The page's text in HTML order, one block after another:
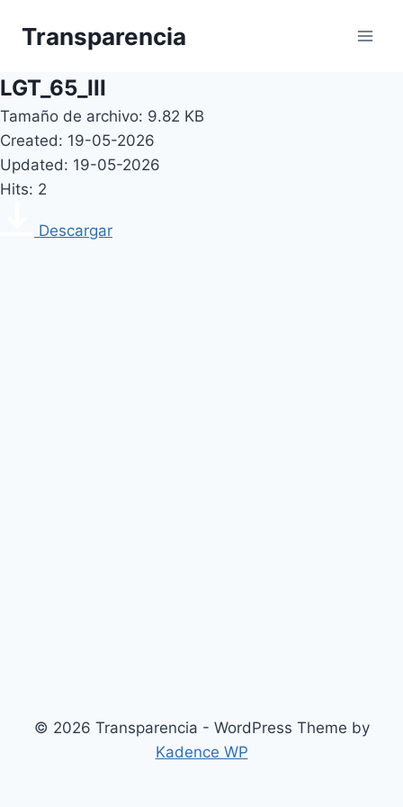
Transparencia
LGT_65_III
Tamaño de archivo: 9.82 KB
Created: 19-05-2026
Updated: 19-05-2026
Hits: 2
Descargar
© 2026 Transparencia - WordPress Theme by
Kadence WP